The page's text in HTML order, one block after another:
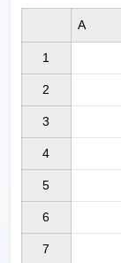
1
2
3
4
5
6
7
A